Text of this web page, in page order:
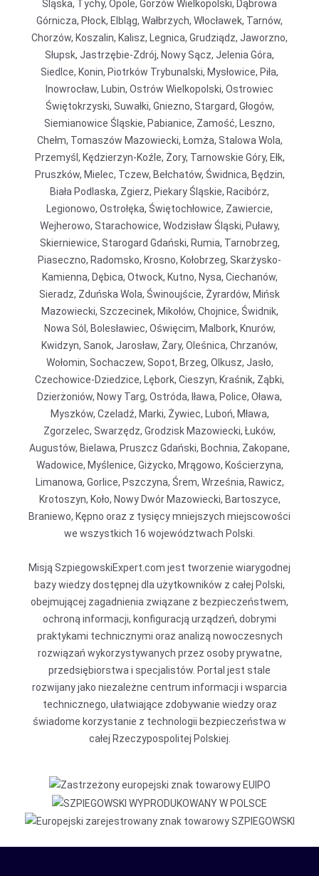
Śląska, Tychy, Opole, Gorzów Wielkopolski, Dąbrowa
Górnicza, Płock, Elbląg, Wałbrzych, Włocławek, Tarnów,
Chorzów, Koszalin, Kalisz, Legnica, Grudziądz, Jaworzno,
Słupsk, Jastrzębie-Zdrój, Nowy Sącz, Jelenia Góra,
Siedlce, Konin, Piotrków Trybunalski, Mysłowice, Piła,
Inowrocław, Lubin, Ostrów Wielkopolski, Ostrowiec
Świętokrzyski, Suwałki, Gniezno, Stargard, Głogów,
Siemianowice Śląskie, Pabianice, Zamość, Leszno,
Chełm, Tomaszów Mazowiecki, Łomża, Stalowa Wola,
Przemyśl, Kędzierzyn-Koźle, Żory, Tarnowskie Góry, Ełk,
Pruszków, Mielec, Tczew, Bełchatów, Świdnica, Będzin,
Biała Podlaska, Zgierz, Piekary Śląskie, Racibórz,
Legionowo, Ostrołęka, Świętochłowice, Zawiercie,
Wejherowo, Starachowice, Wodzisław Śląski, Puławy,
Skierniewice, Starogard Gdański, Rumia, Tarnobrzeg,
Piaseczno, Radomsko, Krosno, Kołobrzeg, Skarżysko-
Kamienna, Dębica, Otwock, Kutno, Nysa, Ciechanów,
Sieradz, Zduńska Wola, Świnoujście, Żyrardów, Mińsk
Mazowiecki, Szczecinek, Mikołów, Chojnice, Świdnik,
Nowa Sól, Bolesławiec, Oświęcim, Malbork, Knurów,
Kwidzyn, Sanok, Jarosław, Żary, Oleśnica, Chrzanów,
Wołomin, Sochaczew, Sopot, Brzeg, Olkusz, Jasło,
Czechowice-Dziedzice, Lębork, Cieszyn, Kraśnik, Ząbki,
Dzierżoniów, Nowy Targ, Ostróda, Iława, Police, Oława,
Myszków, Czeladź, Marki, Żywiec, Luboń, Mława,
Zgorzelec, Swarzędz, Grodzisk Mazowiecki, Łuków,
Augustów, Bielawa, Pruszcz Gdański, Bochnia, Zakopane,
Wadowice, Myślenice, Giżycko, Mrągowo, Kościerzyna,
Limanowa, Gorlice, Pszczyna, Śrem, Września, Rawicz,
Krotoszyn, Koło, Nowy Dwór Mazowiecki, Bartoszyce,
Braniewo, Kępno oraz z tysięcy mniejszych miejscowości
we wszystkich 16 województwach Polski.
Misją SzpiegowskiExpert.com jest tworzenie wiarygodnej
bazy wiedzy dostępnej dla użytkowników z całej Polski,
obejmującej zagadnienia związane z bezpieczeństwem,
ochroną informacji, konfiguracją urządzeń, dobrymi
praktykami technicznymi oraz analizą nowoczesnych
rozwiązań wykorzystywanych przez osoby prywatne,
przedsiębiorstwa i specjalistów. Portal jest stale
rozwijany jako niezależne centrum informacji i wsparcia
technicznego, ułatwiające zdobywanie wiedzy oraz
świadome korzystanie z technologii bezpieczeństwa w
całej Rzeczypospolitej Polskiej.